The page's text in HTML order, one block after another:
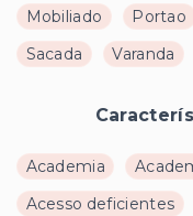
Mobiliado
Portao
Sacada
Varanda
Academia
Acesso deficientes